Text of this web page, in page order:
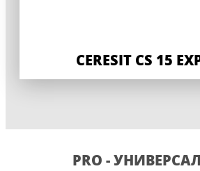
CERESIT CS 15
PRO -